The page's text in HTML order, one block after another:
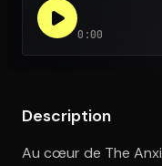
Ouvre l'app
0:00
Description
Au cœur de The